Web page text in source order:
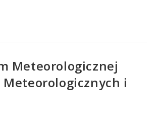
Meteorologicznej
i